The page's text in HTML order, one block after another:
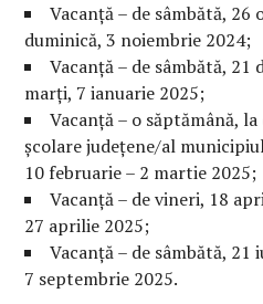
Vacanță – de sâmbătă,
duminică, 3 noiembrie 2024;
Vacanță – de sâmbătă, 21
marți, 7 ianuarie 2025;
Vacanță – o săptămână,
școlare județene/al
10 februarie – 2 martie 2025;
Vacanță – de vineri, 18
27 aprilie 2025;
Vacanță – de sâmbătă, 21
7 septembrie 2025.